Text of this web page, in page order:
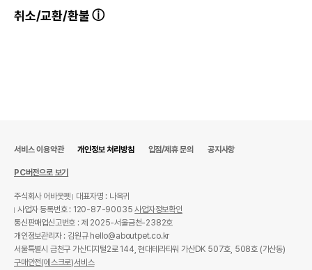
취소/교환/환불
서비스 이용약관 개인정보 처리방침 입점/제휴 문의 공지사항
PC버전으로 보기
주식회사 어바웃펫
대표자명 : 나옥귀
사업자 등록번호 : 120-87-90035사업자정보확인
통신판매업신고번호 : 제 2025-서울금천-2382호
개인정보관리자 : 김원규 hello@aboutpet.co.kr
서울특별시 금천구 가산디지털2로 144, 현대테라타워 가산DK 507호, 508호 (가산동)
구매안전(에스크로)서비스